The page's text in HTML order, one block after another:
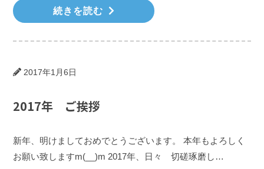
続きを読む
2017年1月6日
2017年 ご挨拶
新年、明けましておめでとうございます。 本年もよろしく
お願い致しますm(__)m 2017年、日々 切磋琢磨し…